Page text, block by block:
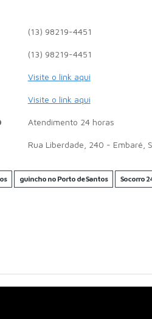
(13) 98219-4451
(13) 98219-4451
Visite o link aqui
Visite o link aqui
Atendimento 24 horas
Rua Liberdade, 240 - Embaré,
guincho no Porto de Santos Socorro